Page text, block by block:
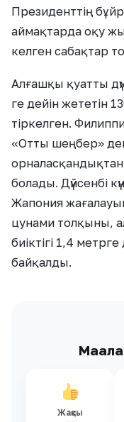
Президенттің
аймақтарда оқу
келген сабақтар
Алғашқы қуатты
ге дейін жететін
тіркелген.
«Отты шеңбер»
орналасқандықтан,
болады. Дүйсенбі
Жапония
цунами толқыны,
биіктігі 1,4
байқалды.
Жақсы